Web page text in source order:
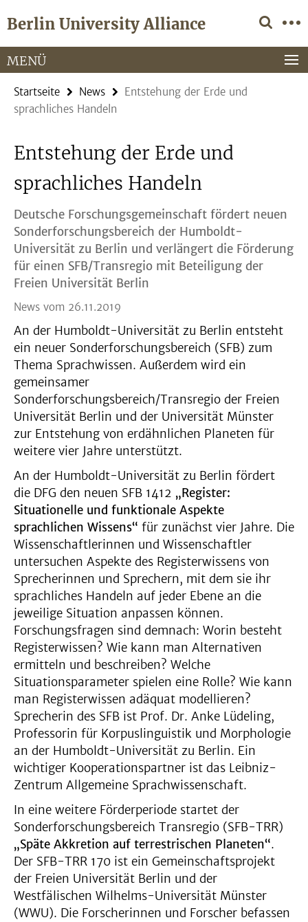
direkt
Inhalt
Berlin University Alliance
Service-
Navigation
MENÜ
Startseite News
Entstehung der Erde und
sprachliches Handeln
Entstehung der Erde und
sprachliches Handeln
Deutsche Forschungsgemeinschaft fördert neuen
Sonderforschungsbereich der Humboldt-
Universität zu Berlin und verlängert die Förderung
für einen SFB/Transregio mit Beteiligung der
Freien Universität Berlin
News vom 26.11.2019
An der Humboldt-Universität zu Berlin entsteht
ein neuer Sonderforschungsbereich (SFB) zum
Thema Sprachwissen. Außerdem wird ein
gemeinsamer
Sonderforschungsbereich/Transregio der Freien
Universität Berlin und der Universität Münster
zur Entstehung von erdähnlichen Planeten für
weitere vier Jahre unterstützt.
An der Humboldt-Universität zu Berlin fördert
die DFG den neuen SFB 1412 „Register:
Situationelle und funktionale Aspekte
sprachlichen Wissens“ für zunächst vier Jahre. Die
Wissenschaftlerinnen und Wissenschaftler
untersuchen Aspekte des Registerwissens von
Sprecherinnen und Sprechern, mit dem sie ihr
sprachliches Handeln auf jeder Ebene an die
jeweilige Situation anpassen können.
Forschungsfragen sind demnach: Worin besteht
Registerwissen? Wie kann man Alternativen
ermitteln und beschreiben? Welche
Situationsparameter spielen eine Rolle? Wie kann
man Registerwissen adäquat modellieren?
Sprecherin des SFB ist Prof. Dr. Anke Lüdeling,
Professorin für Korpuslinguistik und Morphologie
an der Humboldt-Universität zu Berlin. Ein
wichtiger Kooperationspartner ist das Leibniz-
Zentrum Allgemeine Sprachwissenschaft.
In eine weitere Förderperiode startet der
Sonderforschungsbereich Transregio (SFB-TRR)
„Späte Akkretion auf terrestrischen Planeten“.
Der SFB-TRR 170 ist ein Gemeinschaftsprojekt
der Freien Universität Berlin und der
Westfälischen Wilhelms-Universität Münster
(WWU). Die Forscherinnen und Forscher befassen